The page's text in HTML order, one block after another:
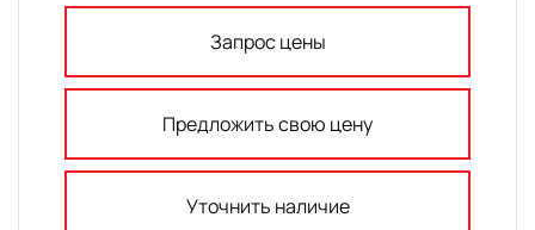
Запрос цены
Предложить свою цену
Уточнить наличие